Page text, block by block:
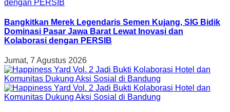
Bangkitkan Merek Legendaris Semen Kujang, SIG Bidik
Dominasi Pasar Jawa Barat Lewat Inovasi dan
Kolaborasi dengan PERSIB
Jumat, 7 Agustus 2026